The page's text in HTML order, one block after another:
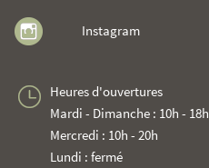
Instagram
Heures d'ouvertures
Mardi - Dimanche : 10h - 18h
Mercredi : 10h - 20h
Lundi : fermé